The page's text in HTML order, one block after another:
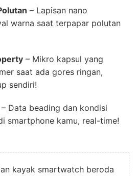
– Lapisan nano
warna saat terpapar polutan
– Mikro kapsul yang
saat ada gores ringan,
sendiri!
– Data beading dan kondisi
smartphone kamu, real-time!
kayak smartwatch beroda